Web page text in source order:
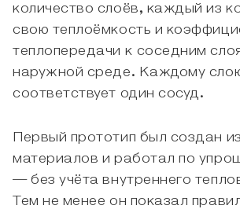
количество слоёв, каждый из
свою теплоёмкость и
теплопередачи к соседним
наружной среде. Каждому
соответствует один сосуд.
Первый прототип был создан
материалов и работал по
— без учёта внутреннего
Тем не менее он показал